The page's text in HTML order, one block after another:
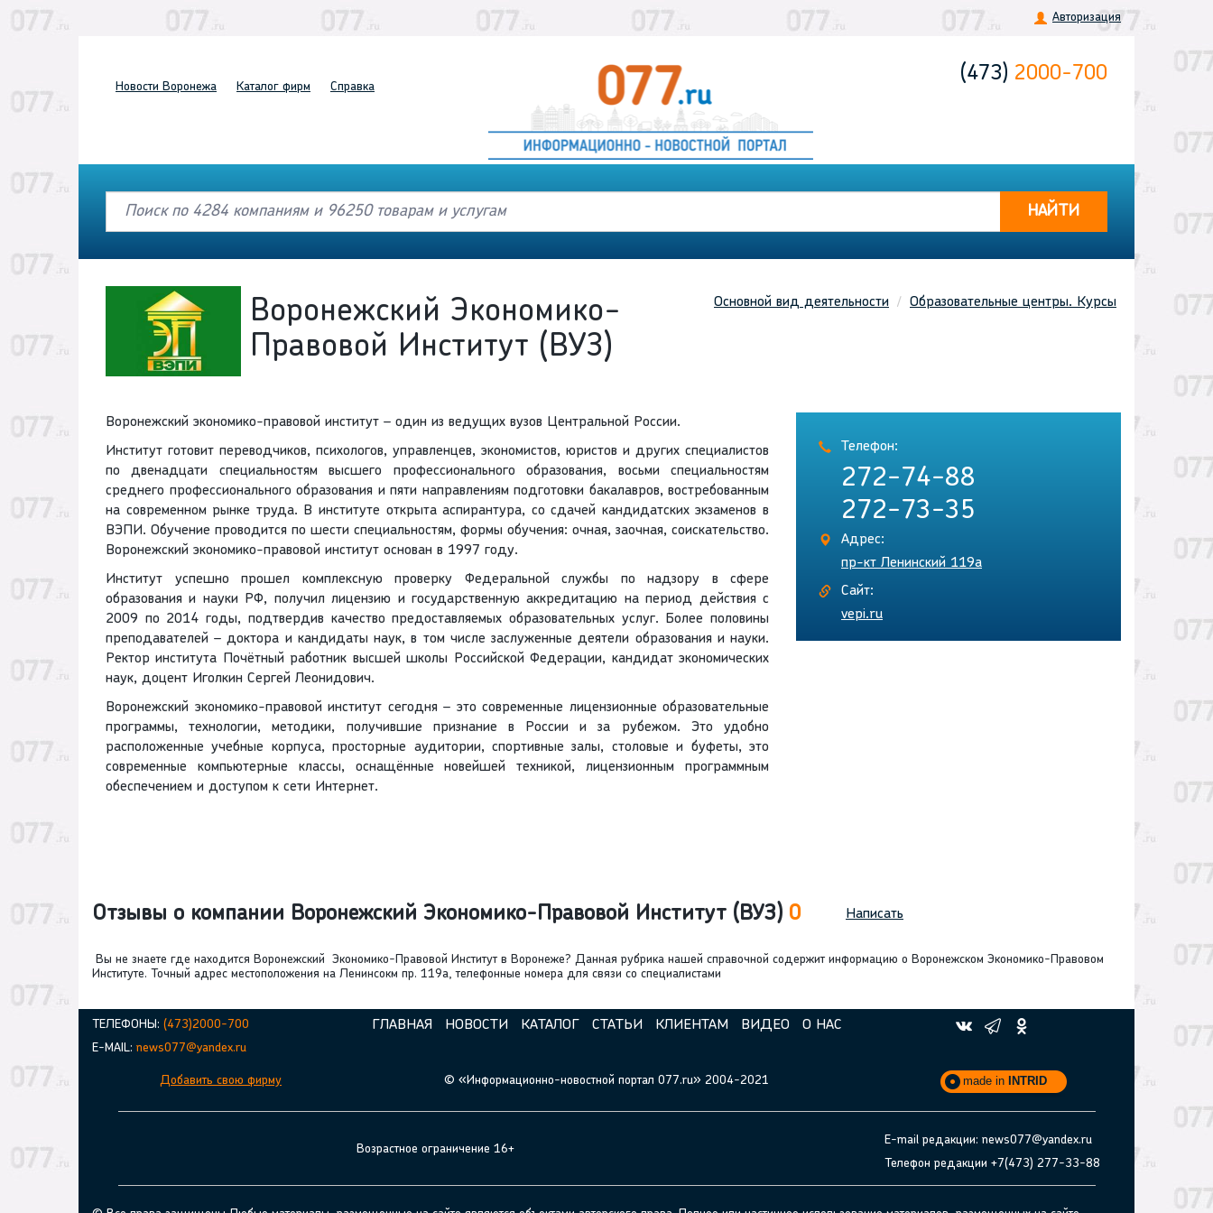
Авторизация
Новости Воронежа Каталог фирм Справка
(473) 2000-700
НАЙТИ
Основной вид деятельности Образовательные центры. Курсы
Воронежский Экономико-
Правовой Институт (ВУЗ)
Воронежский экономико-правовой институт – один из ведущих вузов Центральной России.
Институт готовит переводчиков, психологов, управленцев, экономистов, юристов и других специалистов
по двенадцати специальностям высшего профессионального образования, восьми специальностям
среднего профессионального образования и пяти направлениям подготовки бакалавров, востребованным
на современном рынке труда. В институте открыта аспирантура, со сдачей кандидатских экзаменов в
ВЭПИ. Обучение проводится по шести специальностям, формы обучения: очная, заочная, соискательство.
Воронежский экономико-правовой институт основан в 1997 году.
Институт успешно прошел комплексную проверку Федеральной службы по надзору в сфере
образования и науки РФ, получил лицензию и государственную аккредитацию на период действия с
2009 по 2014 годы, подтвердив качество предоставляемых образовательных услуг. Более половины
преподавателей – доктора и кандидаты наук, в том числе заслуженные деятели образования и науки.
Ректор института Почётный работник высшей школы Российской Федерации, кандидат экономических
наук, доцент Иголкин Сергей Леонидович.
Воронежский экономико-правовой институт сегодня – это современные лицензионные образовательные
программы, технологии, методики, получившие признание в России и за рубежом. Это удобно
расположенные учебные корпуса, просторные аудитории, спортивные залы, столовые и буфеты, это
современные компьютерные классы, оснащённые новейшей техникой, лицензионным программным
обеспечением и доступом к сети Интернет.
Телефон:
272-74-88
272-73-35
Адрес:
пр-кт Ленинский 119а
Сайт:
vepi.ru
Отзывы о компании Воронежский Экономико-Правовой Институт (ВУЗ) 0 Написать
Вы не знаете где находится Воронежский Экономико-Правовой Институт в Воронеже? Данная рубрика нашей справочной содержит информацию о Воронежском Экономико-Правовом
Институте. Точный адрес местоположения на Ленинсокм пр. 119а, телефонные номера для связи со специалистами
ТЕЛЕФОНЫ: (473)2000-700
E-MAIL: news077@yandex.ru
Добавить свою фирму
ГЛАВНАЯ НОВОСТИ КАТАЛОГ СТАТЬИ КЛИЕНТАМ ВИДЕО О НАС
© «Информационно-новостной портал 077.ru» 2004-2021 made in INTRID
Возрастное ограничение 16+
E-mail редакции: news077@yandex.ru
Телефон редакции +7(473) 277-33-88